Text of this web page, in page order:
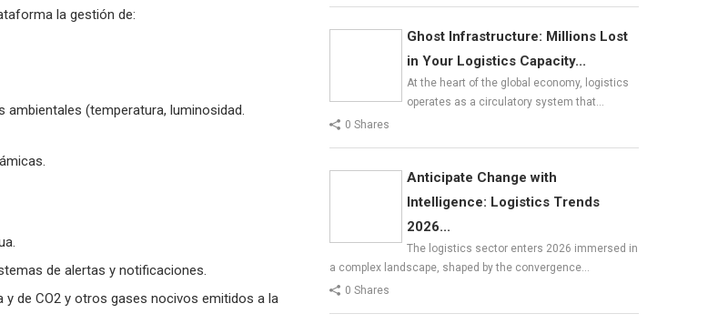
la gestión de:
(temperatura, luminosidad.
de alertas y notificaciones.
de CO2 y otros gases nocivos emitidos a la
Ghost Infrastructure: Millions Lost
in Your Logistics Capacity...
At the heart of the global economy, logistics
operates as a circulatory system that…
0 Shares
Anticipate Change with
Intelligence: Logistics Trends
2026...
The logistics sector enters 2026 immersed in
a complex landscape, shaped by the convergence…
0 Shares